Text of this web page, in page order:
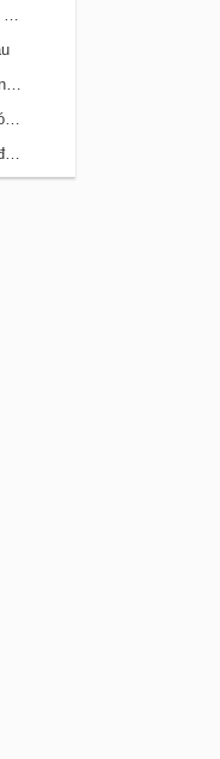
Unit 7: Further education - Giáo dục nâng cao
Unit 5: Being part of ASEAN - Là một thành viên của ASEAN
Unit 4: Caring for those in need - Chăm sóc cho những người cần giúp đỡ
Unit 3: Becoming Independent - Trở nên độc lập